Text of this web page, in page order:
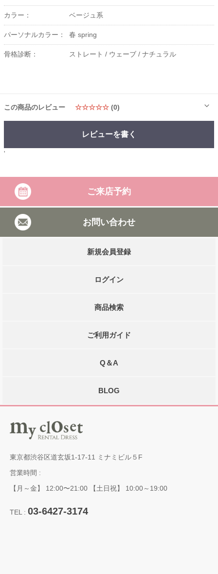
カラー： ベージュ系
パーソナルカラー： 春 spring
骨格診断： ストレート / ウェーブ / ナチュラル
この商品のレビュー ☆☆☆☆☆ (0)
レビューを書く
'
ご来店予約
お問い合わせ
新規会員登録
ログイン
商品検索
ご利用ガイド
Q＆A
BLOG
東京都渋谷区道玄坂1-17-11 ミナミビル５F
営業時間 :
【月～金】 12:00〜21:00 【土日祝】 10:00～19:00
TEL : 03-6427-3174